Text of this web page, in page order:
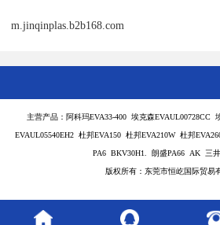
m.jinqinplas.b2b168.com
主营产品：阿科玛EVA33-400 埃克森EVAUL00728CC
EVAUL05540EH2 杜邦EVA150 杜邦EVA210W 杜邦
PA6 BKV30H1. 朗盛PA66 AK 三
版权所有：东莞市恒屹国际贸易